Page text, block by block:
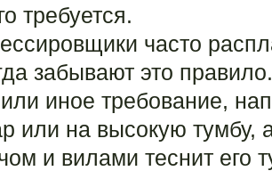
требуется.
часто
забывают это
иное требование,
или на высокую тумбу,
и вилами теснит его